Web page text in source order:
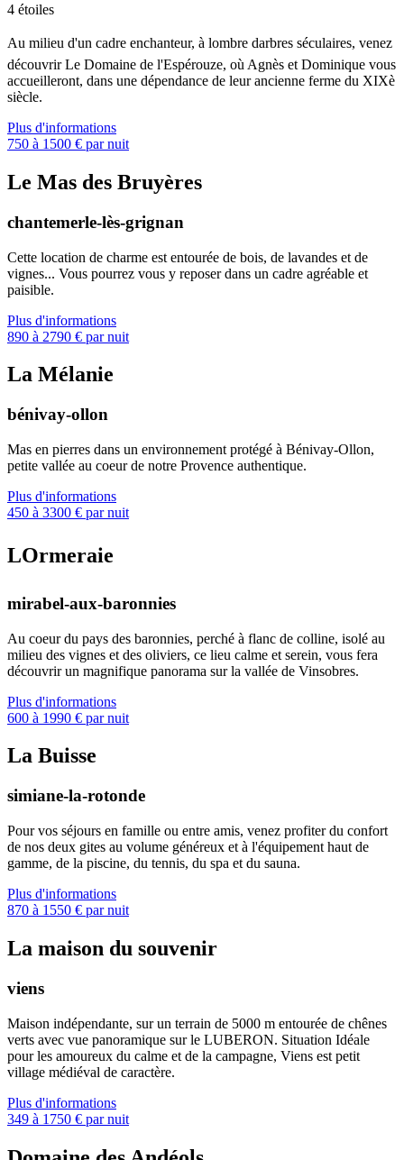
4 étoiles
Au milieu d'un cadre enchanteur, à lombre darbres séculaires, venez
découvrir Le Domaine de l'Espérouze, où Agnès et Dominique vous
accueilleront, dans une dépendance de leur ancienne ferme du XIXè
siècle.
Plus d'informations
750 à 1500 € par nuit
Le Mas des Bruyères
chantemerle-lès-grignan
Cette location de charme est entourée de bois, de lavandes et de
vignes... Vous pourrez vous y reposer dans un cadre agréable et
paisible.
Plus d'informations
890 à 2790 € par nuit
La Mélanie
bénivay-ollon
Mas en pierres dans un environnement protégé à Bénivay-Ollon,
petite vallée au coeur de notre Provence authentique.
Plus d'informations
450 à 3300 € par nuit
LOrmeraie
mirabel-aux-baronnies
Au coeur du pays des baronnies, perché à flanc de colline, isolé au
milieu des vignes et des oliviers, ce lieu calme et serein, vous fera
découvrir un magnifique panorama sur la vallée de Vinsobres.
Plus d'informations
600 à 1990 € par nuit
La Buisse
simiane-la-rotonde
Pour vos séjours en famille ou entre amis, venez profiter du confort
de nos deux gites au volume généreux et à l'équipement haut de
gamme, de la piscine, du tennis, du spa et du sauna.
Plus d'informations
870 à 1550 € par nuit
La maison du souvenir
viens
Maison indépendante, sur un terrain de 5000 m entourée de chênes
verts avec vue panoramique sur le LUBERON. Situation Idéale
pour les amoureux du calme et de la campagne, Viens est petit
village médiéval de caractère.
Plus d'informations
349 à 1750 € par nuit